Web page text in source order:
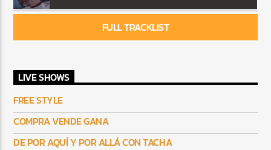
FULL TRACKLIST
LIVE SHOWS
FREE STYLE
COMPRA VENDE GANA
DE POR AQUÍ Y POR ALLÁ CON TACHA